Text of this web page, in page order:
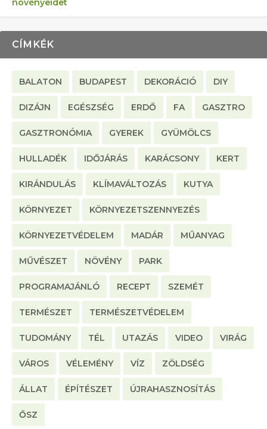
növényeidet
CÍMKÉK
BALATON BUDAPEST DEKORÁCIÓ DIY
DIZÁJN EGÉSZSÉG ERDŐ FA GASZTRO
GASZTRONÓMIA GYEREK GYÜMÖLCS
HULLADÉK IDŐJÁRÁS KARÁCSONY KERT
KIRÁNDULÁS KLÍMAVÁLTOZÁS KUTYA
KÖRNYEZET KÖRNYEZETSZENNYEZÉS
KÖRNYEZETVÉDELEM MADÁR MŰANYAG
MŰVÉSZET NÖVÉNY PARK
PROGRAMAJÁNLÓ RECEPT SZEMÉT
TERMÉSZET TERMÉSZETVÉDELEM
TUDOMÁNY TÉL UTAZÁS VIDEO VIRÁG
VÁROS VÉLEMÉNY VÍZ ZÖLDSÉG
ÁLLAT ÉPÍTÉSZET ÚJRAHASZNOSÍTÁS
ŐSZ